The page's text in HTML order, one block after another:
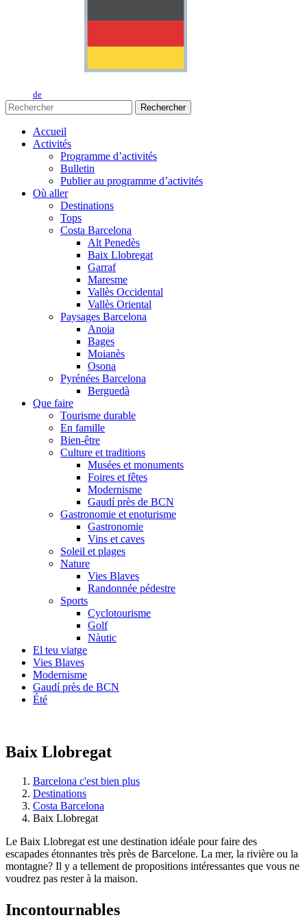
de
Rechercher
Accueil
Activités
Programme d’activités
Bulletin
Publier au programme d’activités
Où aller
Destinations
Tops
Costa Barcelona
Alt Penedès
Baix Llobregat
Garraf
Maresme
Vallès Occidental
Vallès Oriental
Paysages Barcelona
Anoia
Bages
Moianès
Osona
Pyrénées Barcelona
Berguedà
Que faire
Tourisme durable
En famille
Bien-être
Culture et traditions
Musées et monuments
Foires et fêtes
Modernisme
Gaudí près de BCN
Gastronomie et enoturisme
Gastronomie
Vins et caves
Soleil et plages
Nature
Vies Blaves
Randonnée pédestre
Sports
Cyclotourisme
Golf
Nàutic
El teu viatge
Vies Blaves
Modernisme
Gaudí près de BCN
Été
Baix Llobregat
Barcelona c'est bien plus
Destinations
Costa Barcelona
Baix Llobregat
Le Baix Llobregat est une destination idéale pour faire des
escapades étonnantes très près de Barcelone. La mer, la rivière ou la
montagne? Il y a tellement de propositions intéressantes que vous ne
voudrez pas rester à la maison.
Incontournables